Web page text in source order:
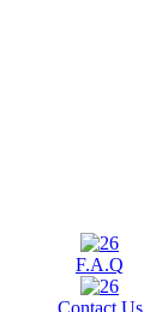
F.A.Q
Contact Us